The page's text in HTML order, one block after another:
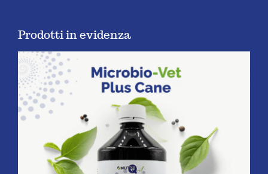
Prodotti in evidenza